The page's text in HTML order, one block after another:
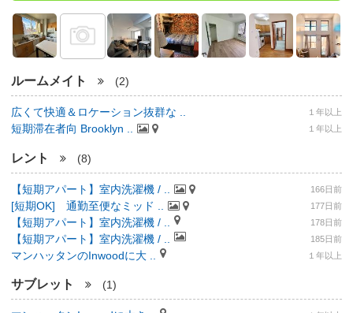
ルームメイト (2)
広くて快適＆ロケーション抜群な .. １年以上
短期滞在者向 Brooklyn .. １年以上
レント (8)
【短期アパート】室内洗濯機 / .. 166日前
[短期OK] 通勤至便なミッド .. 177日前
【短期アパート】室内洗濯機 / .. 178日前
【短期アパート】室内洗濯機 / .. 185日前
マンハッタンのInwoodに大 .. １年以上
サブレット (1)